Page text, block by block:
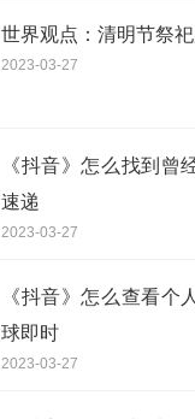
世界观点：清明节祭
2023-03-27
《抖音》怎么找到曾
速递
2023-03-27
《抖音》怎么查看个
球即时
2023-03-27